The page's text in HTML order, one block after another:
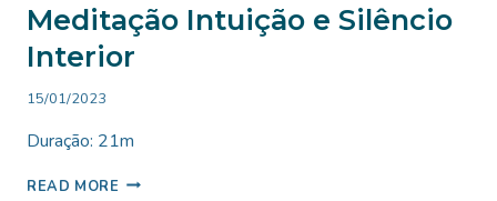
Meditação Intuição e Silêncio
Interior
By
Miranda
15/01/2023
Duração: 21m
READ MORE MEDITAÇÃO